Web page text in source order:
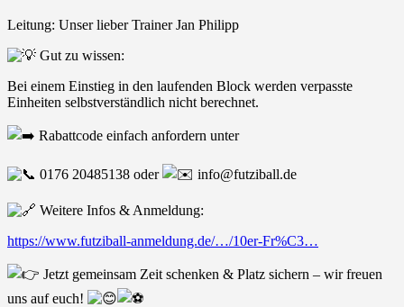
Leitung: Unser lieber Trainer Jan Philipp
Gut zu wissen:
Bei einem Einstieg in den laufenden Block werden verpasste
Einheiten selbstverständlich nicht berechnet.
Rabattcode einfach anfordern unter
0176 20485138 oder info@futziball.de
Weitere Infos & Anmeldung:
https://www.futziball-anmeldung.de/…/10er-Fr%C3…
Jetzt gemeinsam Zeit schenken & Platz sichern – wir freuen
uns auf euch!